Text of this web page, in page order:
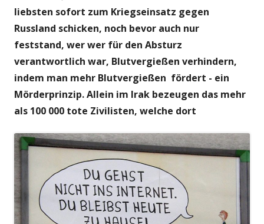
liebsten sofort zum Kriegseinsatz gegen
Russland schicken, noch bevor auch nur
feststand, wer wer für den Absturz
verantwortlich war, Blutvergießen verhindern,
indem man mehr Blutvergießen fördert - ein
Mörderprinzip. Allein im Irak bezeugen das mehr
als 100 000 tote Zivilisten, welche dort